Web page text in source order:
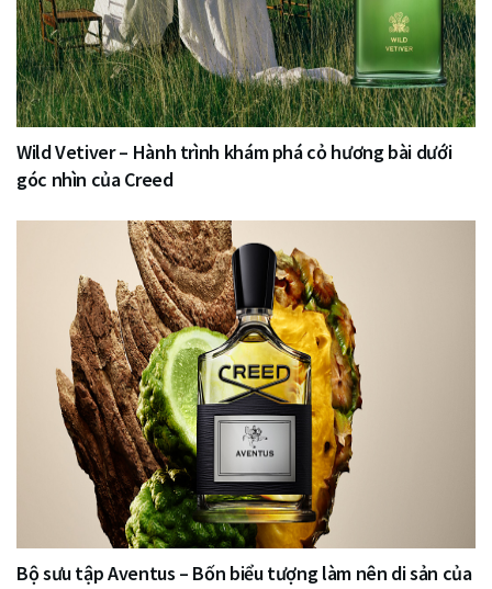
Wild Vetiver – Hành trình khám phá cỏ hương bài dưới
góc nhìn của Creed
Bộ sưu tập Aventus – Bốn biểu tượng làm nên di sản của